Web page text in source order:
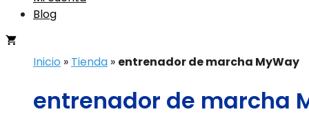
Blog
Inicio » Tienda » entrenador de marcha MyWay
entrenador de marcha